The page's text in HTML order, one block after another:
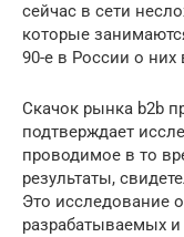
сейчас в сети
которые
90-е в России о
Скачок рынка b2b
подтверждает
проводимое в то
результаты,
Это исследование
разрабатываемых